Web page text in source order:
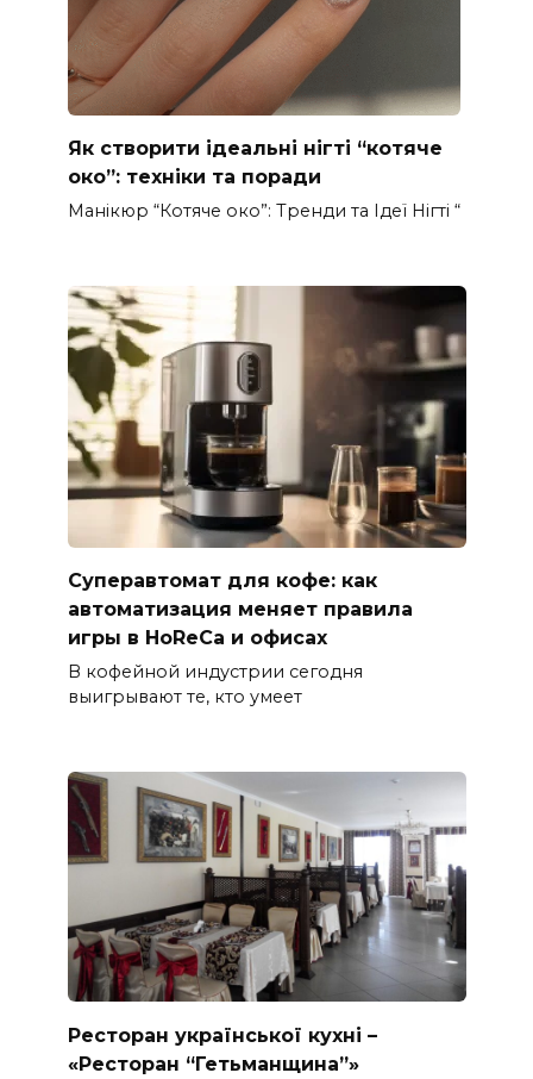
Як створити ідеальні нігті “котяче
око”: техніки та поради
Манікюр “Котяче око”: Тренди та Ідеї Нігті “
Суперавтомат для кофе: как
автоматизация меняет правила
игры в HoReCa и офисах
В кофейной индустрии сегодня
выигрывают те, кто умеет
Ресторан української кухні –
«Ресторан “Гетьманщина”»